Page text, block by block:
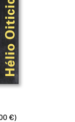
€)